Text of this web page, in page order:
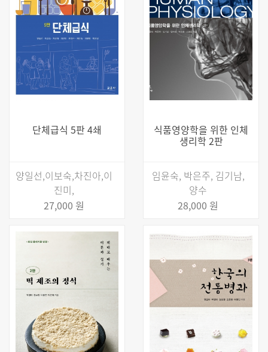
단체급식 5판 4쇄
양일선,이보숙,차진아,이
진미,
27,000 원
식품영양학을 위한 인체
생리학 2판
임윤숙, 박은주, 김기남,
양수
28,000 원